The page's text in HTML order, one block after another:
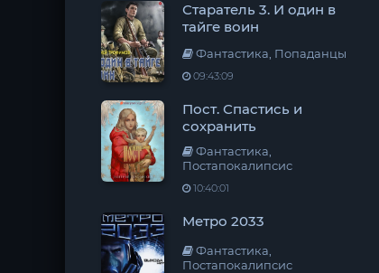
Старатель 3. И один в
тайге воин
Фантастика, Попаданцы
09:43:09
Пост. Спастись и
сохранить
Фантастика,
Постапокалипсис
10:40:01
Метро 2033
Фантастика,
Постапокалипсис